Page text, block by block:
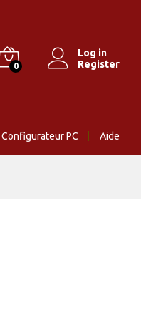
0
Log in
Register
Configurateur PC Aide